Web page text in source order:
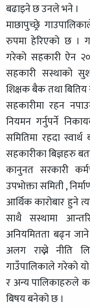
बढाइने छ उनले भने ।
माछापुच्छ्रे
रुपमा हेरिएको छ ।
गरेको सहकारी ऐन
सहकारी सस्थाको
शिक्षक बैक तथा
सहकारीमा रहन
नियमन गर्नुपर्ने
समितिमा रहदा
सहकारीका बिज्ञहरु
कानुनत सरकारी
उपभोक्ता समिती ,
आर्थिक कारोबार हुने
साथै सस्थामा
अनियमितता बढ्न
अलग राख्ने नीति
गाउँपालिकाले गरेको
र अन्य पालिकाहरुले
बिषय बनेको छ ।